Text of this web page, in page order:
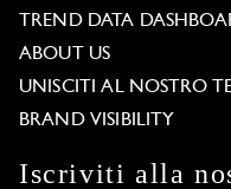
TREND DATA
ABOUT US
UNISCITI AL NOSTRO
BRAND VISIBILITY
Iscriviti alla